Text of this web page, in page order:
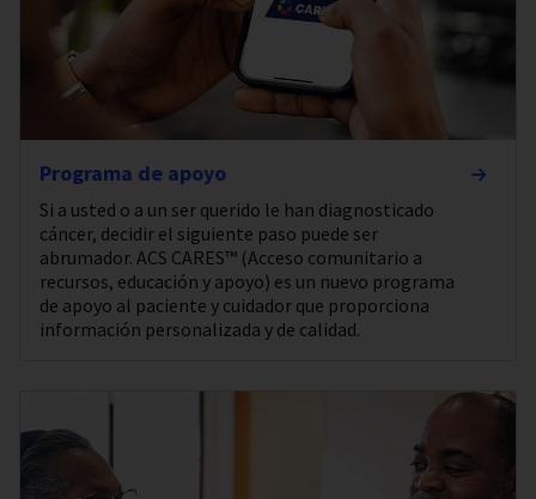
Programa de apoyo
Si a usted o a un ser querido le han diagnosticado
cáncer, decidir el siguiente paso puede ser
abrumador. ACS CARES™ (Acceso comunitario a
recursos, educación y apoyo) es un nuevo programa
de apoyo al paciente y cuidador que proporciona
información personalizada y de calidad.